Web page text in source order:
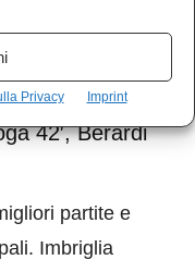
Privacy Imprint
42′, Berardi
partite e
Imbriglia